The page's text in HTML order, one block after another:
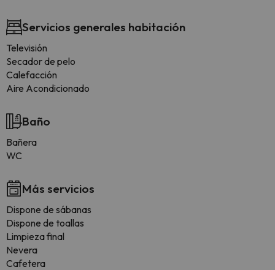
Servicios generales habitación
Televisión
Secador de pelo
Calefacción
Aire Acondicionado
Baño
Bañera
WC
Más servicios
Dispone de sábanas
Dispone de toallas
Limpieza final
Nevera
Cafetera